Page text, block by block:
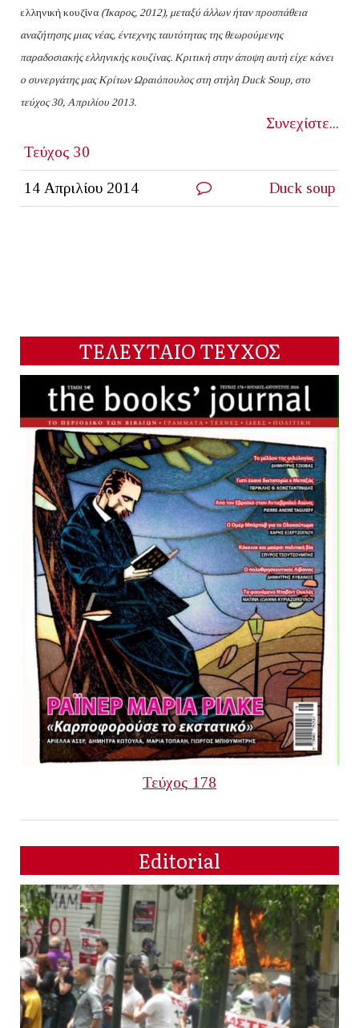
ελληνική κουζίνα (Ίκαρος, 2012), μεταξύ άλλων ήταν προσπάθεια
αναζήτησης μιας νέας, έντεχνης ταυτότητας της θεωρούμενης
παραδοσιακής ελληνικής κουζίνας. Κριτική στην άποψη αυτή είχε κάνει
ο συνεργάτης μας Κρίτων Ωραιόπουλος στη στήλη Duck Soup, στο
τεύχος 30, Απριλίου 2013.
Συνεχίστε...
Τεύχος 30
14 Απριλίου 2014 Duck soup
ΤΕΛΕΥΤΑΙΟ ΤΕΥΧΟΣ
Τεύχος 178
Editorial